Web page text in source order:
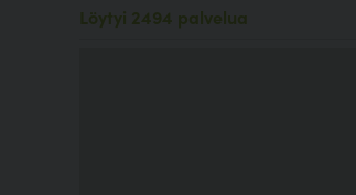
Löytyi 2494 palvelua